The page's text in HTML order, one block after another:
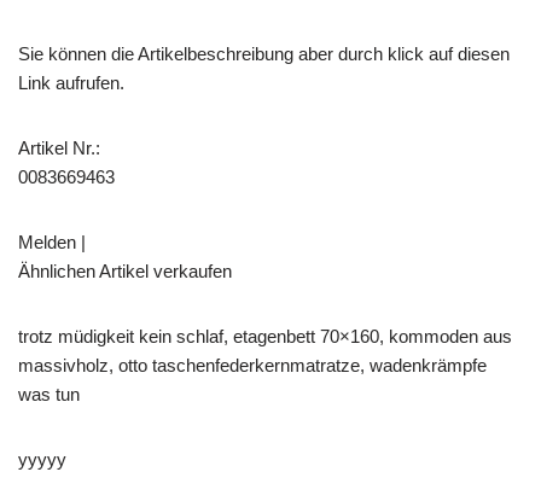
Sie können die Artikelbeschreibung aber durch klick auf diesen
Link aufrufen.
Artikel Nr.:
0083669463
Melden |
Ähnlichen Artikel verkaufen
trotz müdigkeit kein schlaf, etagenbett 70×160, kommoden aus
massivholz, otto taschenfederkernmatratze, wadenkrämpfe
was tun
yyyyy